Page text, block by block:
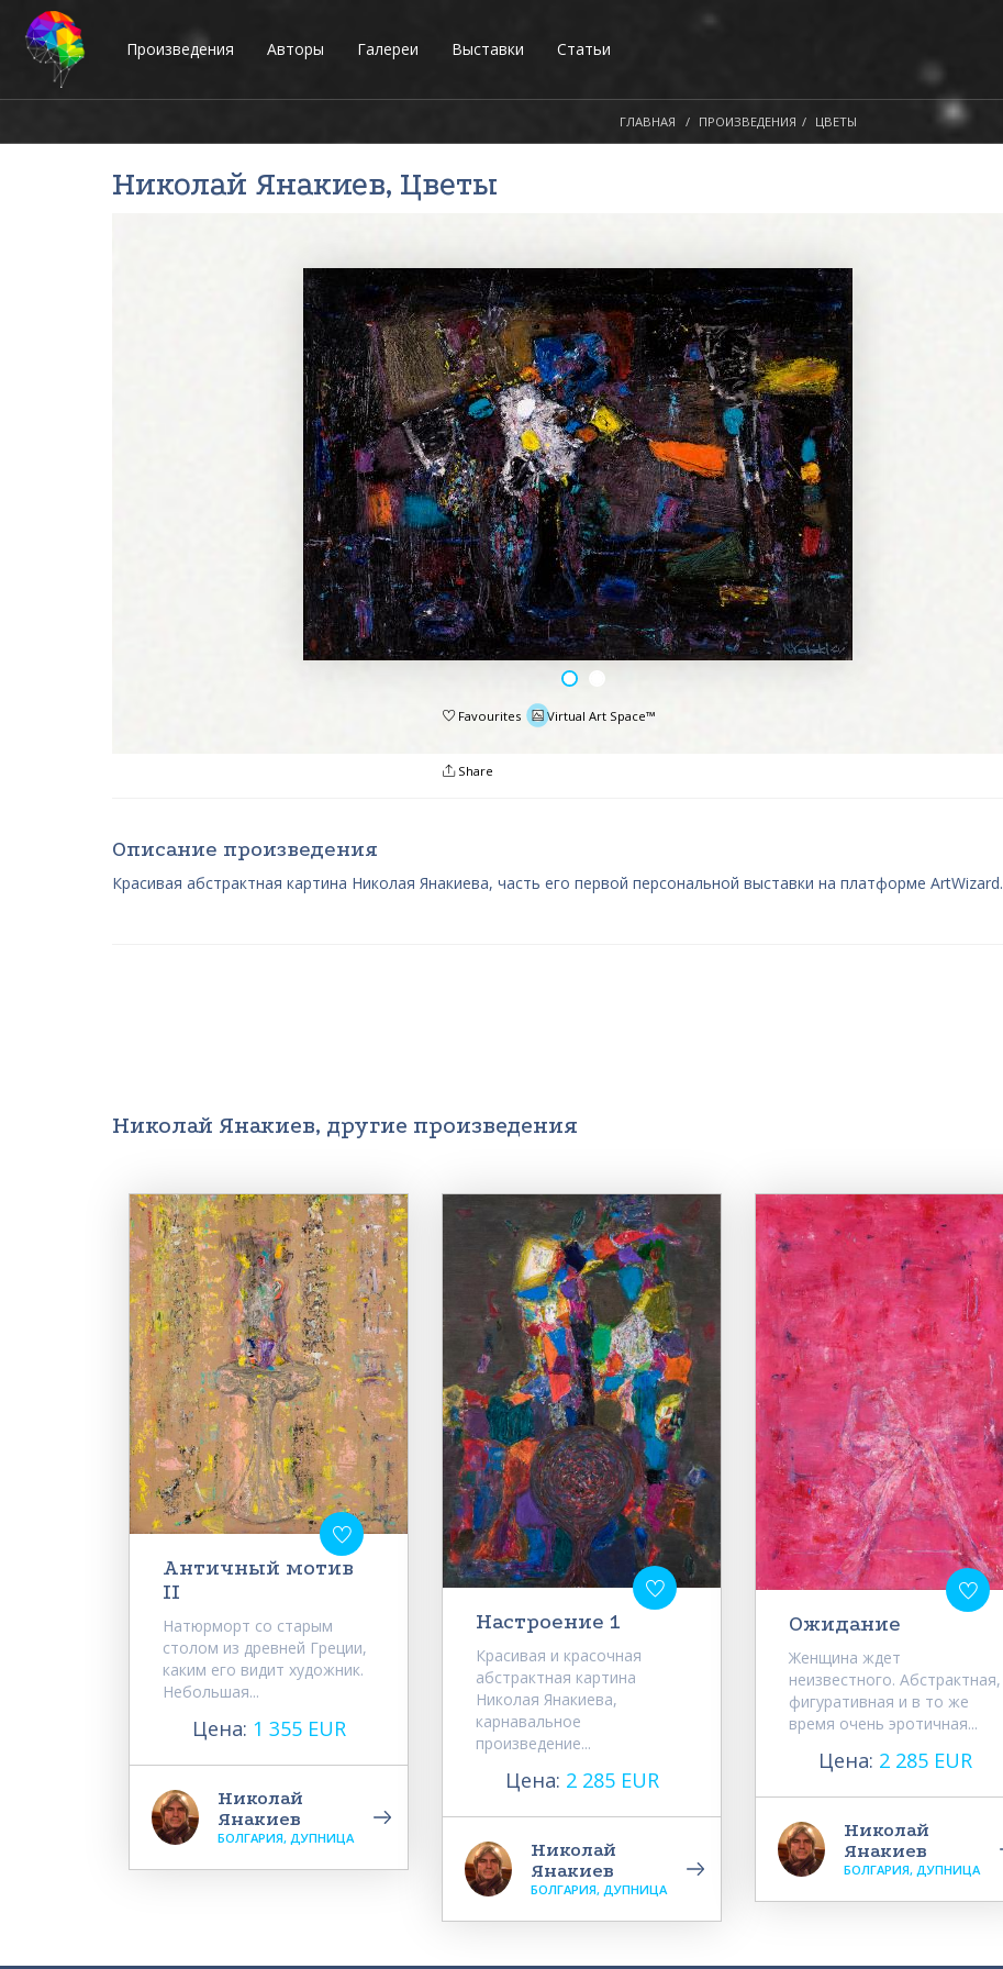
Произведения Авторы Галереи Выставки Статьи
ГЛАВНАЯ ПРОИЗВЕДЕНИЯ ЦВЕТЫ
Николай Янакиев, Цветы
Favourites Virtual Art Space™
Share
Описание произведения
Красивая абстрактная картина Николая Янакиева, часть его первой персональной выставки на платформе ArtWizard.
Николай Янакиев, другие произведения
Античный мотив
II
Натюрморт со старым
столом из древней Греции,
каким его видит художник.
Небольшая...
Цена: 1 355 EUR
Николай
Янакиев
БОЛГАРИЯ, ДУПНИЦА
Настроение 1
Красивая и красочная
абстрактная картина
Николая Янакиева,
карнавальное
произведение...
Цена: 2 285 EUR
Николай
Янакиев
БОЛГАРИЯ, ДУПНИЦА
Ожидание
Женщина ждет
неизвестного. Абстрактная,
фигуративная и в то же
время очень эротичная...
Цена: 2 285 EUR
Николай
Янакиев
БОЛГАРИЯ, ДУПНИЦА